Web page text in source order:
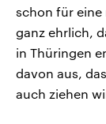
schon für eine
ganz ehrlich,
in Thüringen
davon aus,
auch ziehen